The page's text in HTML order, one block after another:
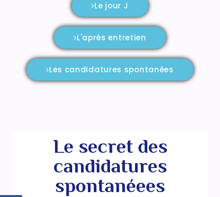
Le jour J
L'après entretien
Les candidatures spontanées
Le secret des
candidatures
spontanéees